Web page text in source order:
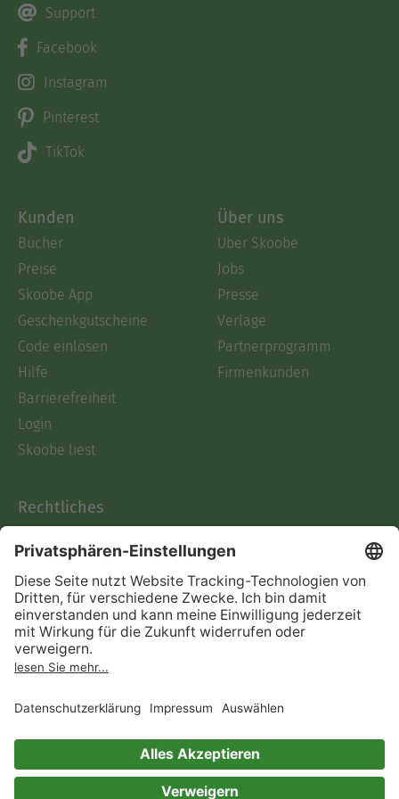
Support
Facebook
Instagram
Pinterest
TikTok
Kunden
Bücher
Preise
Skoobe App
Geschenkgutscheine
Code einlösen
Hilfe
Barrierefreiheit
Login
Skoobe liest
Über uns
Über Skoobe
Jobs
Presse
Verlage
Partnerprogramm
Firmenkunden
Rechtliches
AGB
Informationen nach Data
Act
Verträge hier kündigen
Impressum
Immer ein gutes Buch